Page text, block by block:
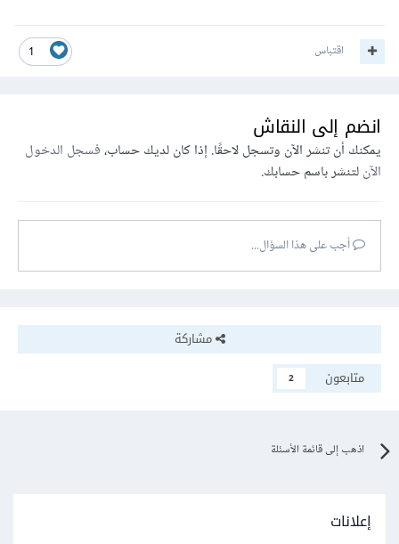
1 اقتباس
انضم إلى النقاش
يمكنك أن تنشر الآن وتسجل لاحقًا. إذا كان لديك حساب،فسجل الدخول
الآنلتنشر باسم حسابك.
أجب على هذا السؤال...
مشاركة
متابعون
2
اذهب إلى قائمة الأسئلة
إعلانات